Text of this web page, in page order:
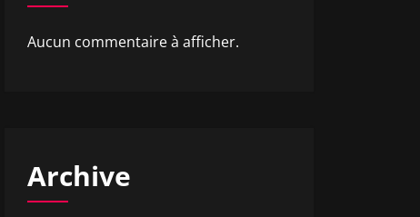
Aucun commentaire à afficher.
Archive